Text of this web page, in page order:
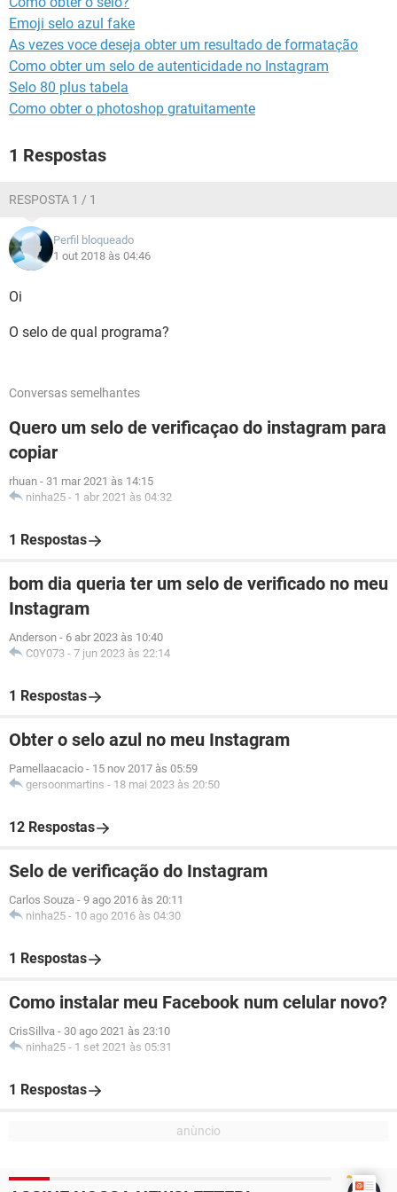
GUIA DE COMPRAS
Emoji selo azul fake
As vezes voce deseja obter um resultado de formatação
Como obter um selo de autenticidade no Instagram
Selo 80 plus tabela
Como obter o photoshop gratuitamente
1 Respostas
RESPOSTA 1 / 1
Perfil bloqueado
1 out 2018 às 04:46
Oi
O selo de qual programa?
Conversas semelhantes
Quero um selo de verificaçao do instagram para
copiar
rhuan - 31 mar 2021 às 14:15
ninha25 - 1 abr 2021 às 04:32
1 Respostas
bom dia queria ter um selo de verificado no meu
Instagram
Anderson - 6 abr 2023 às 10:40
C0Y073 - 7 jun 2023 às 22:14
1 Respostas
Obter o selo azul no meu Instagram
Pamellaacacio - 15 nov 2017 às 05:59
gersoonmartins - 18 mai 2023 às 20:50
12 Respostas
Selo de verificação do Instagram
Carlos Souza - 9 ago 2016 às 20:11
ninha25 - 10 ago 2016 às 04:30
1 Respostas
Como instalar meu Facebook num celular novo?
CrisSillva - 30 ago 2021 às 23:10
ninha25 - 1 set 2021 às 05:31
1 Respostas